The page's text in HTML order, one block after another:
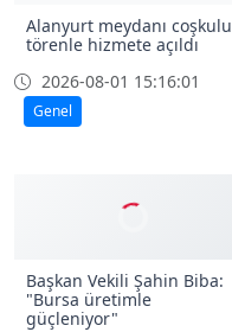
Alanyurt meydanı coşkulu
törenle hizmete açıldı
2026-08-01 15:16:01
Genel
Başkan Vekili Şahin Biba:
"Bursa üretimle
güçleniyor"